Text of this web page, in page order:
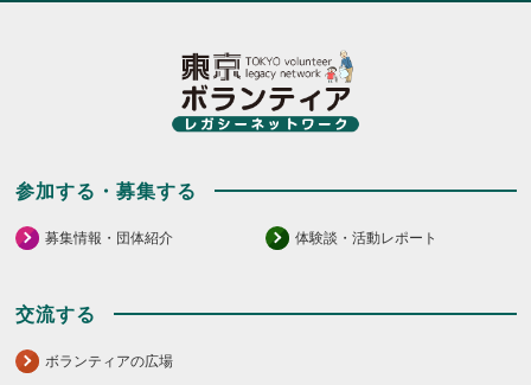
参加する・募集する
募集情報・団体紹介 体験談・活動レポート
交流する
ボランティアの広場